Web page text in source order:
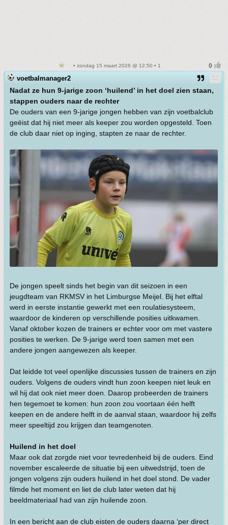
• zondag 15 maart 2026 @ 12:50 • 1
voetbalmanager2
Nadat ze hun 9-jarige zoon ‘huilend’ in het doel zien staan,
stappen ouders naar de rechter
De ouders van een 9-jarige jongen hebben van zijn voetbalclub
geëist dat hij niet meer als keeper zou worden opgesteld. Toen
de club daar niet op inging, stapten ze naar de rechter.
De jongen speelt sinds het begin van dit seizoen in een
jeugdteam van RKMSV in het Limburgse Meijel. Bij het elftal
werd in eerste instantie gewerkt met een roulatiesysteem,
waardoor de kinderen op verschillende posities uitkwamen.
Vanaf oktober kozen de trainers er echter voor om met vastere
posities te werken. De 9-jarige werd toen samen met een
andere jongen aangewezen als keeper.
Dat leidde tot veel openlijke discussies tussen de trainers en zijn
ouders. Volgens de ouders vindt hun zoon keepen niet leuk en
wil hij dat ook niet meer doen. Daarop probeerden de trainers
hen tegemoet te komen: hun zoon zou voortaan één helft
keepen en de andere helft in de aanval staan, waardoor hij zelfs
meer speeltijd zou krijgen dan teamgenoten.
Huilend in het doel
Maar ook dat zorgde niet voor tevredenheid bij de ouders. Eind
november escaleerde de situatie bij een uitwedstrijd, toen de
jongen volgens zijn ouders huilend in het doel stond. De vader
filmde het moment en liet de club later weten dat hij
beeldmateriaal had van zijn huilende zoon.
In een bericht aan de club eisten de ouders daarna ‘per direct